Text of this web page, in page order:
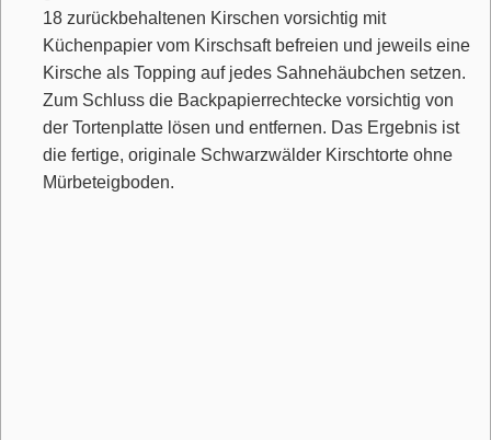
18 zurückbehaltenen Kirschen vorsichtig mit
Küchenpapier vom Kirschsaft befreien und jeweils eine
Kirsche als Topping auf jedes Sahnehäubchen setzen.
Zum Schluss die Backpapierrechtecke vorsichtig von
der Tortenplatte lösen und entfernen. Das Ergebnis ist
die fertige, originale Schwarzwälder Kirschtorte ohne
Mürbeteigboden.